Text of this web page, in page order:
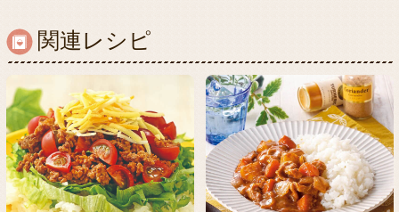
関連レシピ